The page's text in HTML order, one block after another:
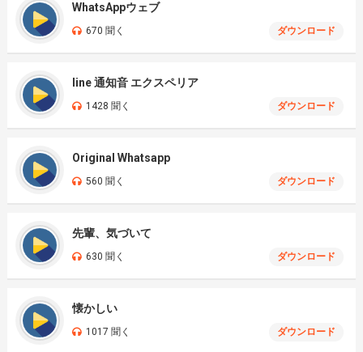
WhatsAppウェブ
670 聞く ダウンロード
line 通知音 エクスペリア
1428 聞く ダウンロード
Original Whatsapp
560 聞く ダウンロード
先輩、気づいて
630 聞く ダウンロード
懐かしい
1017 聞く ダウンロード